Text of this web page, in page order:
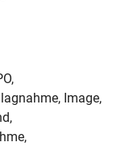
Image,